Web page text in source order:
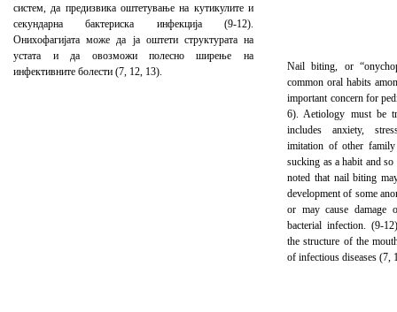
систем, да предизвика оштетување на кутикулите и
секундарна бактериска инфекција (9-12).
Онихофагијата може да ја оштети структурата на
устата и да овозможи полесно ширење на
инфективните болести (7, 12, 13).
Nail biting, or
common oral habits
important concern for
6). Aetiology must be
includes anxiety,
imitation of other
sucking as a habit and
noted that nail biting
development of some
or may cause damage
bacterial infection. (9-
the structure of the
of infectious diseases (7,